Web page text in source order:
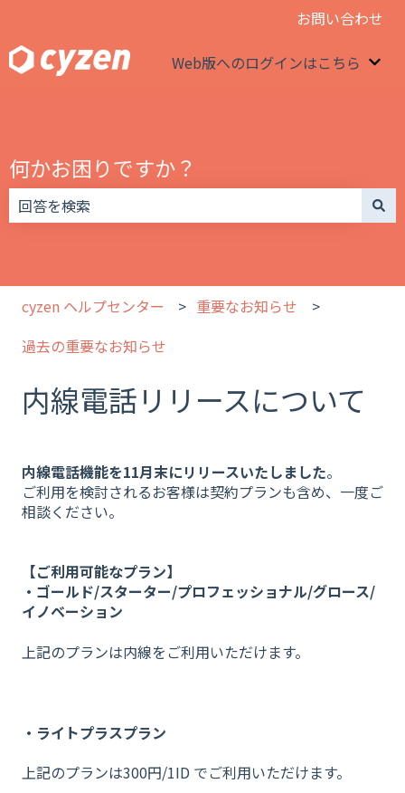
お問い合わせ
Web版へのログインはこちら
何かお困りですか？
cyzen ヘルプセンター
重要なお知らせ
過去の重要なお知らせ
内線電話リリースについて
内線電話機能を11月末にリリースいたしました。
ご利用を検討されるお客様は契約プランも含め、一度ご
相談ください。
【ご利用可能なプラン】
・ゴールド/スターター/プロフェッショナル/グロース/
イノベーション
上記のプランは内線をご利用いただけます。
・ライトプラスプラン
上記のプランは300円/1ID でご利用いただけます。